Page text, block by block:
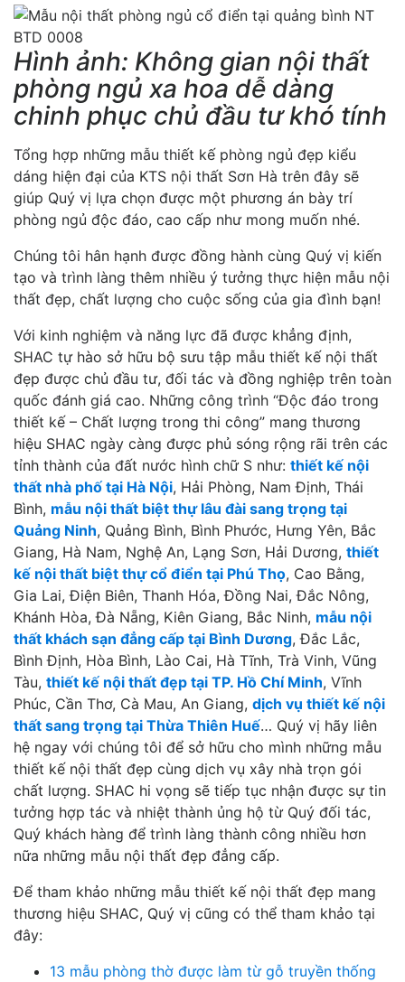
Hình ảnh: Không gian nội thất
phòng ngủ xa hoa dễ dàng
chinh phục chủ đầu tư khó tính
Tổng hợp những mẫu thiết kế phòng ngủ đẹp kiểu
dáng hiện đại của KTS nội thất Sơn Hà trên đây sẽ
giúp Quý vị lựa chọn được một phương án bày trí
phòng ngủ độc đáo, cao cấp như mong muốn nhé.
Chúng tôi hân hạnh được đồng hành cùng Quý vị kiến
tạo và trình làng thêm nhiều ý tưởng thực hiện mẫu nội
thất đẹp, chất lượng cho cuộc sống của gia đình bạn!
Với kinh nghiệm và năng lực đã được khẳng định,
SHAC tự hào sở hữu bộ sưu tập mẫu thiết kế nội thất
đẹp được chủ đầu tư, đối tác và đồng nghiệp trên toàn
quốc đánh giá cao. Những công trình “Độc đáo trong
thiết kế – Chất lượng trong thi công” mang thương
hiệu SHAC ngày càng được phủ sóng rộng rãi trên các
tỉnh thành của đất nước hình chữ S như: thiết kế nội
thất nhà phố tại Hà Nội, Hải Phòng, Nam Định, Thái
Bình, mẫu nội thất biệt thự lâu đài sang trọng tại
Quảng Ninh, Quảng Bình, Bình Phước, Hưng Yên, Bắc
Giang, Hà Nam, Nghệ An, Lạng Sơn, Hải Dương, thiết
kế nội thất biệt thự cổ điển tại Phú Thọ, Cao Bằng,
Gia Lai, Điện Biên, Thanh Hóa, Đồng Nai, Đắc Nông,
Khánh Hòa, Đà Nẵng, Kiên Giang, Bắc Ninh, mẫu nội
thất khách sạn đẳng cấp tại Bình Dương, Đắc Lắc,
Bình Định, Hòa Bình, Lào Cai, Hà Tĩnh, Trà Vinh, Vũng
Tàu, thiết kế nội thất đẹp tại TP. Hồ Chí Minh, Vĩnh
Phúc, Cần Thơ, Cà Mau, An Giang, dịch vụ thiết kế nội
thất sang trọng tại Thừa Thiên Huế… Quý vị hãy liên
hệ ngay với chúng tôi để sở hữu cho mình những mẫu
thiết kế nội thất đẹp cùng dịch vụ xây nhà trọn gói
chất lượng. SHAC hi vọng sẽ tiếp tục nhận được sự tin
tưởng hợp tác và nhiệt thành ủng hộ từ Quý đối tác,
Quý khách hàng để trình làng thành công nhiều hơn
nữa những mẫu nội thất đẹp đẳng cấp.
Để tham khảo những mẫu thiết kế nội thất đẹp mang
thương hiệu SHAC, Quý vị cũng có thể tham khảo tại
đây:
13 mẫu phòng thờ được làm từ gỗ truyền thống